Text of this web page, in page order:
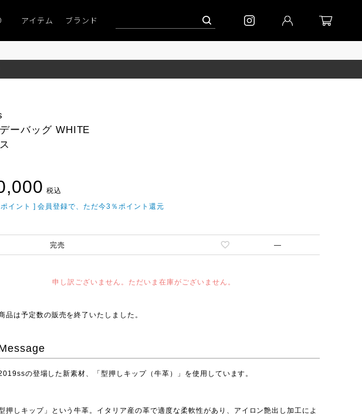
マンスリーポイントキャンペーン」 到着｜2026AW「マガジン」 進捗情報│「エッグジャケット新色」
アイテム ブランド
ーバッグ WHITE
税込
ポイント ] 会員登録で、ただ今3％ポイント還元
完売 —
申し訳ございません。ただいま在庫がございません。
品は予定数の販売を終了いたしました。
の登場した新素材、「型押しキップ（牛革）」を使用しています。
押しキップ」という牛革。イタリア産の革で適度な柔軟性があり、アイロン艶出し加工によ